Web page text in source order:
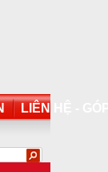
LIÊN HỆ -